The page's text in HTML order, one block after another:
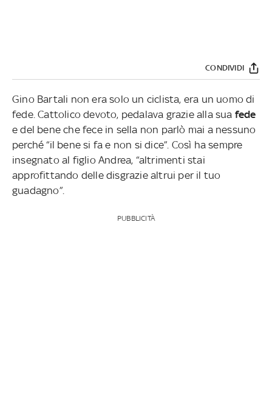
CONDIVIDI
Gino Bartali non era solo un ciclista, era un uomo di
fede. Cattolico devoto, pedalava grazie alla sua fede
e del bene che fece in sella non parlò mai a nessuno
perché “il bene si fa e non si dice”. Così ha sempre
insegnato al figlio Andrea, “altrimenti stai
approfittando delle disgrazie altrui per il tuo
guadagno”.
PUBBLICITÀ